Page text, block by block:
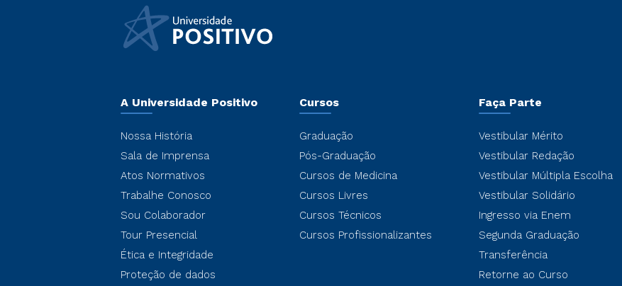
A Universidade Positivo
Nossa História
Sala de Imprensa
Atos Normativos
Trabalhe Conosco
Sou Colaborador
Tour Presencial
Ética e Integridade
Proteção de dados
Cursos
Graduação
Pós-Graduação
Cursos de Medicina
Cursos Livres
Cursos Técnicos
Cursos Profissionalizantes
Faça Parte
Vestibular Mérito
Vestibular Redação
Vestibular Múltipla Escolha
Vestibular Solidário
Ingresso via Enem
Segunda Graduação
Transferência
Retorne ao Curso